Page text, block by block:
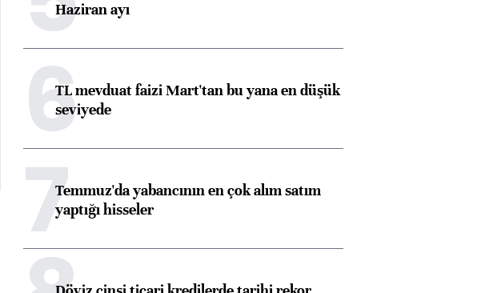
Haziran ayı
6TL mevduat faizi Mart'tan bu yana en düşük
seviyede
7Temmuz'da yabancının en çok alım satım
yaptığı hisseler